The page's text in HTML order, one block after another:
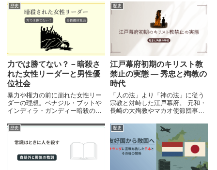
歴史
力では勝てない？－暗殺さ
れた女性リーダーと男性優
位社会
暴力や権力の前に崩れた女性リー
ダーの理想。ベナジル・ブットや
インディラ・ガンディー暗殺の背
本社会に残る男性優位の構造を歴
歴史
江戸幕府初期のキリスト教
禁止の実態 ― 秀忠と殉教の
時代
「人の法」より「神の法」に従う
宗教と対峙した江戸幕府。 元和・
長崎の大殉教やマカオ使節団事件
えます。
歴史 歴史